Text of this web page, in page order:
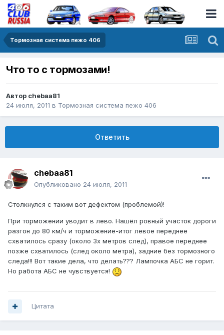
Тормозная система пежо 406
Что то с тормозами!
Автор chebaa81
24 июля, 2011 в Тормозная система пежо 406
Ответить
chebaa81
Опубликовано 24 июля, 2011
Столкнулся с таким вот дефектом (проблемой)!
При торможении уводит в лево. Нашёл ровный участок дороги
разгон до 80 км/ч и торможение-итог левое переднее
схватилось сразу (около 3х метров след), правое переднее
позже схватилось (след около метра), задние без тормозного
следа!!! Вот такие дела, что делать??? Лампочка АБС не горит.
Но работа АБС не чувствуется!
Цитата